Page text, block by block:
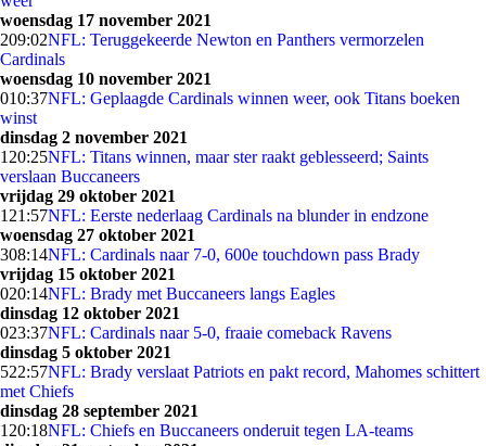
woensdag 17 november 2021
209:02NFL: Teruggekeerde Newton en Panthers vermorzelen
Cardinals
woensdag 10 november 2021
010:37NFL: Geplaagde Cardinals winnen weer, ook Titans boeken
winst
dinsdag 2 november 2021
1 20:25NFL: Titans winnen, maar ster raakt geblesseerd; Saints
verslaan Buccaneers
vrijdag 29 oktober 2021
1 21:57NFL: Eerste nederlaag Cardinals na blunder in endzone
woensdag 27 oktober 2021
308:14NFL: Cardinals naar 7-0, 600e touchdown pass Brady
vrijdag 15 oktober 2021
020:14NFL: Brady met Buccaneers langs Eagles
dinsdag 12 oktober 2021
023:37NFL: Cardinals naar 5-0, fraaie comeback Ravens
dinsdag 5 oktober 2021
522:57NFL: Brady verslaat Patriots en pakt record, Mahomes schittert
met Chiefs
dinsdag 28 september 2021
1 20:18NFL: Chiefs en Buccaneers onderuit tegen LA-teams